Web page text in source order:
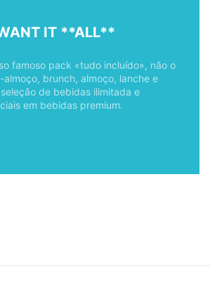
IT **ALL**
famoso pack «tudo incluído», não o
almoço, brunch, almoço, lanche e
de bebidas ilimitada e
em bebidas premium.